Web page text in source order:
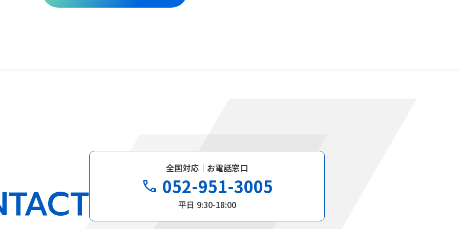
全国対応｜お電話窓口
phone 052-951-3005
平日 9:30-18:00